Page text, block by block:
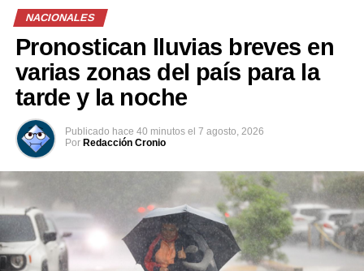
a través del número 2510-0199.
Comparte esto:
Facebook X
Me gusta esto:
NACIONALES
Pronostican lluvias breves en
varias zonas del país para la
tarde y la noche
Publicado hace 40 minutos el 7 agosto, 2026
Por Redacción Cronio